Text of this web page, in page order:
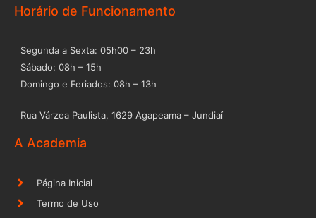
A Academia
Página Inicial
Termo de Uso
Horário de Funcionamento
Segunda a Sexta: 05h00 – 23h
Sábado: 08h – 15h
Domingo e Feriados: 08h – 13h
Rua Várzea Paulista, 1629 Agapeama – Jundiaí
o
k
g
a
m
b